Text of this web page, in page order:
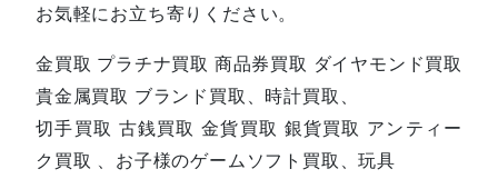
お気軽にお立ち寄りください。
金買取 プラチナ買取 商品券買取 ダイヤモンド買取
貴金属買取 ブランド買取、時計買取、
切手買取 古銭買取 金貨買取 銀貨買取 アンティー
ク買取 、お子様のゲームソフト買取、玩具